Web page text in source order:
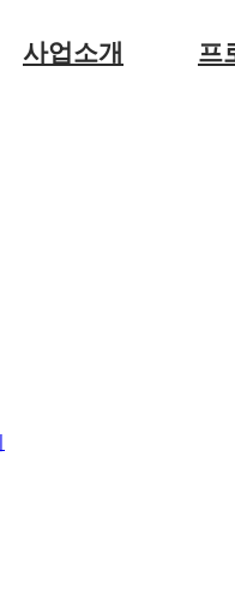
사업소개 프